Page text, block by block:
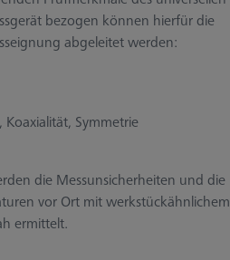
bezogen können hierfür die
abgeleitet werden:
Symmetrie
die Messunsicherheiten und die
vor Ort mit werkstückähnlichem
ermittelt.